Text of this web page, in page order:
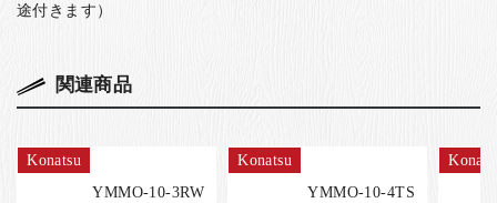
途付きます）
関連商品
Konatsu
YMMO-10-3RW
Konatsu
YMMO-10-4TS